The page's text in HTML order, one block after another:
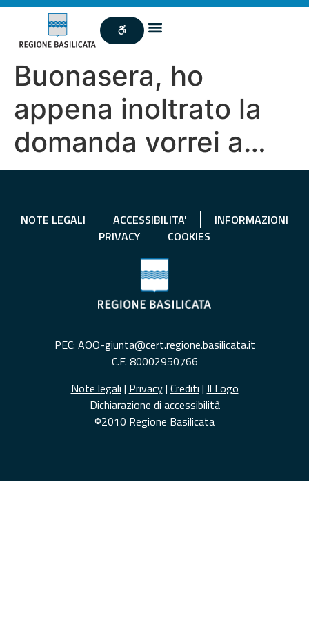
Buonasera, ho
appena inoltrato la
domanda vorrei a…
NOTE LEGALI ACCESSIBILITA'
INFORMAZIONI
PRIVACY
COOKIES
PEC: AOO-giunta@cert.regione.basilicata.it
C.F. 80002950766
Note legali | Privacy| Crediti | Il Logo
Dichiarazione di accessibilità
©2010 Regione Basilicata